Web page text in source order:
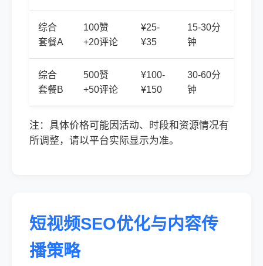
综合
套餐A
100赞
+20评论
¥25-
¥35
15-30分
钟
综合
套餐B
500赞
+50评论
¥100-
¥150
30-60分
钟
注：具体价格可能因活动、时段和资源情况有
所调整，请以平台实际显示为准。
短视频SEO优化与内容传
播策略